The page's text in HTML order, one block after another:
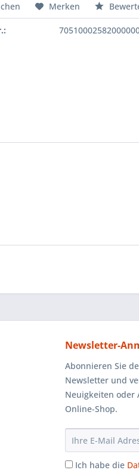
Merken
Newsletter-
Abonnieren Sie
Newsletter und
Neuigkeiten oder
Online-Shop.
Ich habe die